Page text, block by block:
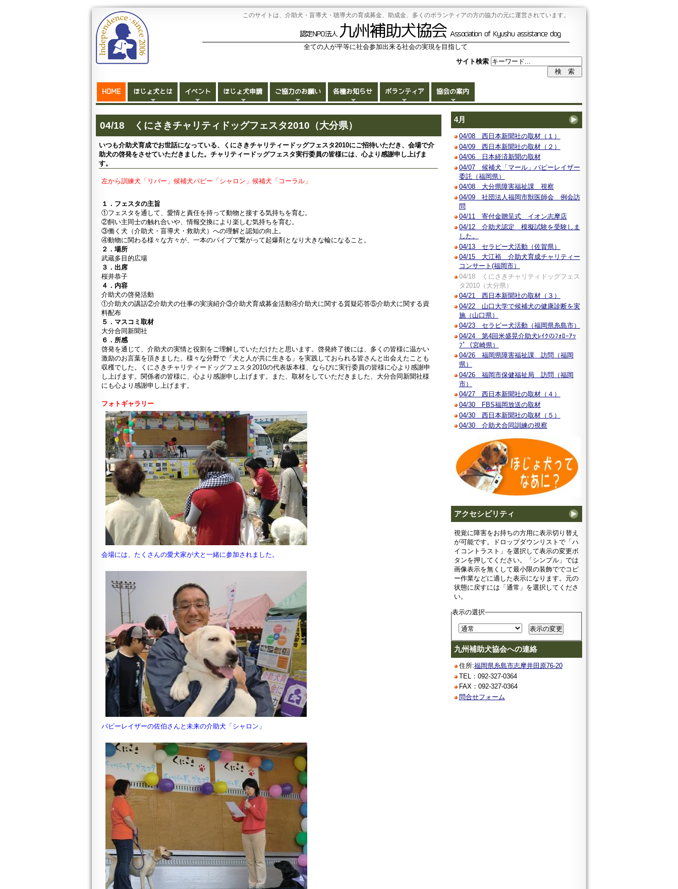
このサイトは、介助犬・盲導犬・聴導犬の育成募金、助成金、多くのボランティアの方の協力の元に運営されています。
認定NPO法人 九州補助犬協会 Association of Kyushu assistance dog
全ての人が平等に社会参加出来る社会の実現を目指して
サイト検索
HOME ほじょ犬とは イベント ほじょ犬申請 ご協力のお願い 各種お知らせ ボランティア 協会の案内
04/18 くにさきチャリティドッグフェスタ2010（大分県）
いつも介助犬育成でお世話になっている、くにさきチャリティードッグフェスタ2010にご招待いただき、会場で介
助犬の啓発をさせていただきました。チャリティードッグフェスタ実行委員の皆様には、心より感謝申し上げま
す。
左から訓練犬「リバー」候補犬パピー「シャロン」候補犬「コーラル」
１．フェスタの主旨
①フェスタを通して、愛情と責任を持って動物と接する気持ちを育む。
②飼い主同士の触れ合いや、情報交換により楽しむ気持ちを育む。
③働く犬（介助犬・盲導犬・救助犬）への理解と認知の向上。
④動物に関わる様々な方々が、一本のパイプで繋がって起爆剤となり大きな輪になること。
２．場所
武蔵多目的広場
３．出席
桜井恭子
４．内容
介助犬の啓発活動
①介助犬の講話②介助犬の仕事の実演紹介③介助犬育成募金活動④介助犬に関する質疑応答⑤介助犬に関する資
料配布
５．マスコミ取材
大分合同新聞社
６．所感
啓発を通じて、介助犬の実情と役割をご理解していただけたと思います。啓発終了後には、多くの皆様に温かい
激励のお言葉を頂きました。様々な分野で「犬と人が共に生きる」を実践しておられる皆さんと出会えたことも
収穫でした。くにさきチャリティードッグフェスタ2010の代表坂本様、ならびに実行委員の皆様に心より感謝申
し上げます。関係者の皆様に、心より感謝申し上げます。また、取材をしていただきました、大分合同新聞社様
にも心より感謝申し上げます。
フォトギャラリー
会場には、たくさんの愛犬家が犬と一緒に参加されました。
パピーレイザーの佐伯さんと未来の介助犬「シャロン」
4月
04/08 西日本新聞社の取材（１）
04/09 西日本新聞社の取材（２）
04/06 日本経済新聞の取材
04/07 候補犬「マール」パピーレイザー
委託（福岡県）
04/08 大分県障害福祉課 視察
04/09 社団法人福岡市獣医師会 例会訪
問
04/11 寄付金贈呈式 イオン志摩店
04/12 介助犬認定 模擬試験を受験しま
した。
04/13 セラピー犬活動（佐賀県）
04/15 大江裕 介助犬育成チャリティー
コンサート(福岡市）
04/18 くにさきチャリティドッグフェス
タ2010（大分県）
04/21 西日本新聞社の取材（３）
04/22 山口大学で候補犬の健康診断を実
施（山口県）
04/23 セラピー犬活動（福岡県糸島市）
04/24 第4回米盛晃介助犬ﾚｲｸのﾌｫﾛｰｱｯ
ﾌﾟ（宮崎県）
04/26 福岡県障害福祉課 訪問（福岡
県）
04/26 福岡市保健福祉局 訪問（福岡
市）
04/27 西日本新聞社の取材（４）
04/30 FBS福岡放送の取材
04/30 西日本新聞社の取材（５）
04/30 介助犬合同訓練の視察
アクセシビリティ
視覚に障害をお持ちの方用に表示切り替え
が可能です。ドロップダウンリストで「ハ
イコントラスト」を選択して表示の変更ボ
タンを押してください。「シンプル」では
画像表示を無くして最小限の装飾ででコピ
ー作業などに適した表示になります。元の
状態に戻すには「通常」を選択してくださ
い。
表示の選択
九州補助犬協会への連絡
住所:福岡県糸島市志摩井田原76-20
TEL：092-327-0364
FAX：092-327-0364
問合せフォーム